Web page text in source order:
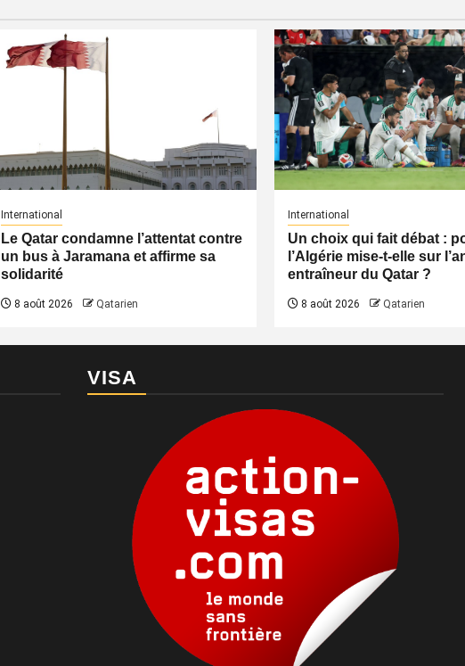
International
Le Qatar condamne l’attentat contre
un bus à Jaramana et affirme sa
solidarité
8 août 2026 Qatarien
International
Un choix qui fait débat :
l’Algérie mise-t-elle sur
entraîneur du Qatar ?
8 août 2026 Qatarien
VISA